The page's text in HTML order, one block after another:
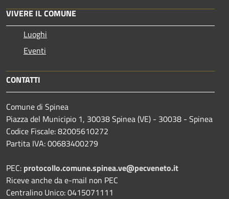
VIVERE IL COMUNE
Luoghi
Eventi
CONTATTI
Comune di Spinea
Piazza del Municipio 1, 30038 Spinea (VE) - 30038 - Spinea
Codice Fiscale: 82005610272
Partita IVA: 00683400279
PEC: protocollo.comune.spinea.ve@pecveneto.it
Riceve anche da e-mail non PEC
Centralino Unico: 0415071111